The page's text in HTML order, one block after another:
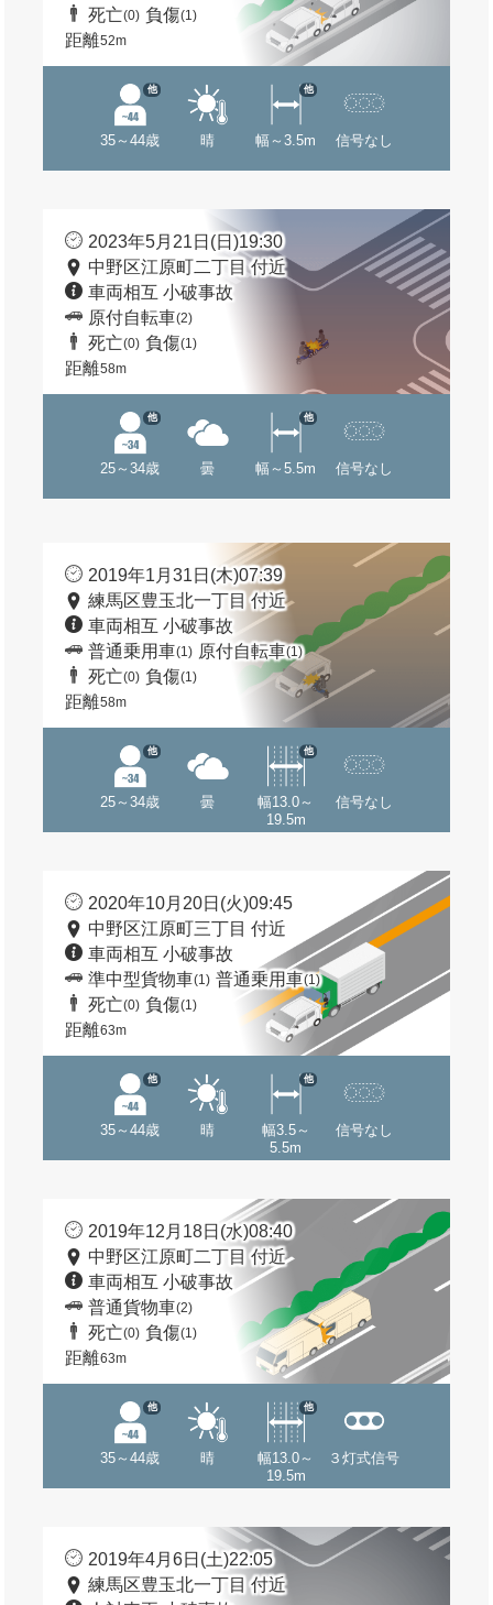
死亡(0) 負傷(1)
距離52m
35～44歳
他
晴 幅～3.5m
他
信号なし
2023年5月21日(日)19:30
中野区江原町二丁目 付近
車両相互 小破事故
原付自転車(2)
死亡(0) 負傷(1)
距離58m
25～34歳
他
曇 幅～5.5m
他
信号なし
2019年1月31日(木)07:39
練馬区豊玉北一丁目 付近
車両相互 小破事故
普通乗用車(1) 原付自転車(1)
死亡(0) 負傷(1)
距離58m
25～34歳
他
曇
幅13.0～
19.5m
他
信号なし
2020年10月20日(火)09:45
中野区江原町三丁目 付近
車両相互 小破事故
準中型貨物車(1) 普通乗用車(1)
死亡(0) 負傷(1)
距離63m
35～44歳
他
晴
幅3.5～
5.5m
他
信号なし
2019年12月18日(水)08:40
中野区江原町二丁目 付近
車両相互 小破事故
普通貨物車(2)
死亡(0) 負傷(1)
距離63m
35～44歳
他
晴
幅13.0～
19.5m
他
３灯式信号
2019年4月6日(土)22:05
練馬区豊玉北一丁目 付近